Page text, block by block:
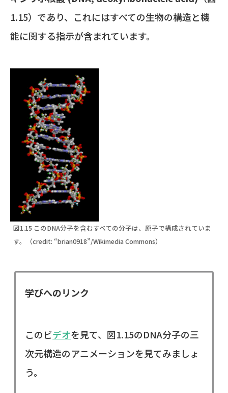
1.15）であり、これにはすべての生物の構造と機
能に関する指示が含まれています。
図1.15 このDNA分子を含むすべての分子は、原子で構成されていま
す。（credit: “brian0918”/Wikimedia Commons）
学びへのリンク
このビデオを見て、図1.15のDNA分子の三
次元構造のアニメーションを見てみましょ
う。